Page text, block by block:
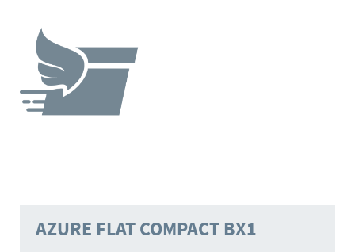
AZURE FLAT COMPACT BX1